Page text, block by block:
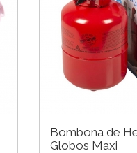
Bombona de
Globos Maxi